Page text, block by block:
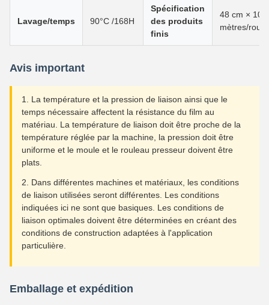
Lavage/temps 90°C /168H
Spécification
des produits
finis
48 cm × 100
mètres/
Avis important
1. La température et la pression de liaison ainsi que le
temps nécessaire affectent la résistance du film au
matériau. La température de liaison doit être proche de la
température réglée par la machine, la pression doit être
uniforme et le moule et le rouleau presseur doivent être
plats.
2. Dans différentes machines et matériaux, les conditions
de liaison utilisées seront différentes. Les conditions
indiquées ici ne sont que basiques. Les conditions de
liaison optimales doivent être déterminées en créant des
conditions de construction adaptées à l'application
particulière.
Emballage et expédition